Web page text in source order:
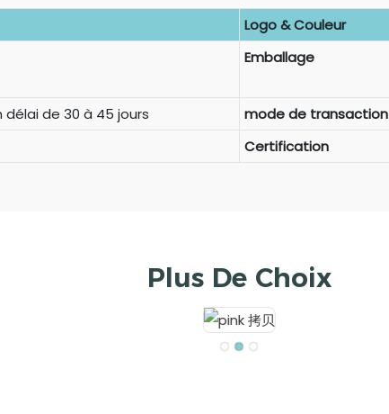
Logo & Couleur
Emballage
délai de 30 à 45 jours mode de transaction
Certification
Plus De Choix